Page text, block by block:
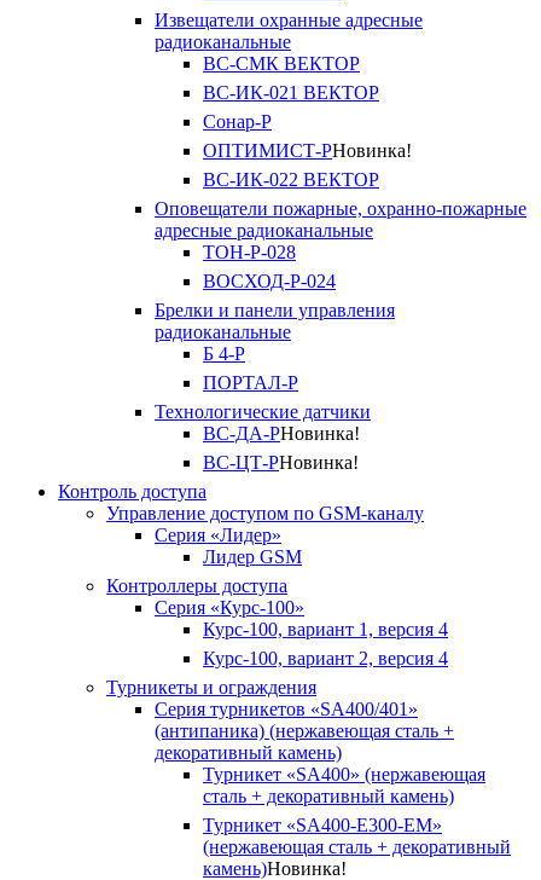
Извещатели охранные адресные
радиоканальные
ВС-СМК ВЕКТОР
ВС-ИК-021 ВЕКТОР
Сонар-Р
ОПТИМИСТ-РНовинка!
ВС-ИК-022 ВЕКТОР
Оповещатели пожарные, охранно-пожарные
адресные радиоканальные
ТОН-Р-028
ВОСХОД-Р-024
Брелки и панели управления
радиоканальные
Б 4-Р
ПОРТАЛ-Р
Технологические датчики
ВС-ДА-РНовинка!
ВС-ЦТ-РНовинка!
Контроль доступа
Управление доступом по GSM-каналу
Серия «Лидер»
Лидер GSM
Контроллеры доступа
Серия «Курс-100»
Курс-100, вариант 1, версия 4
Курс-100, вариант 2, версия 4
Турникеты и ограждения
Серия турникетов «SA400/401»
(антипаника) (нержавеющая сталь +
декоративный камень)
Турникет «SA400» (нержавеющая
сталь + декоративный камень)
Турникет «SA400-Е300-EM»
(нержавеющая сталь + декоративный
камень)Новинка!